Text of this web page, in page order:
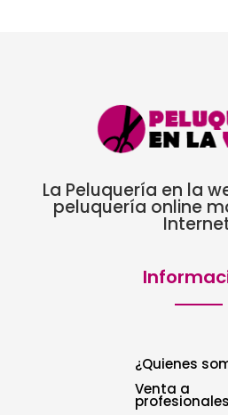
La Peluquería en la
peluquería online
¿Quienes
Venta a
profesionales